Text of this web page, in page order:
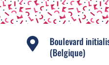

Boulevard
(Belgique)